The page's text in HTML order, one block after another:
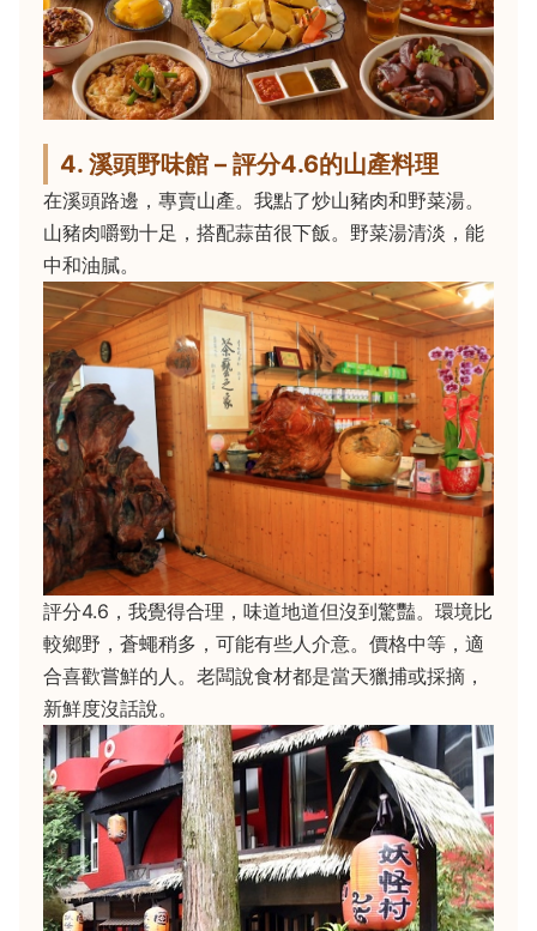
4. 溪頭野味館 – 評分4.6的山產料理
在溪頭路邊，專賣山產。我點了炒山豬肉和野菜湯。
山豬肉嚼勁十足，搭配蒜苗很下飯。野菜湯清淡，能
中和油膩。
評分4.6，我覺得合理，味道地道但沒到驚豔。環境比
較鄉野，蒼蠅稍多，可能有些人介意。價格中等，適
合喜歡嘗鮮的人。老闆說食材都是當天獵捕或採摘，
新鮮度沒話說。